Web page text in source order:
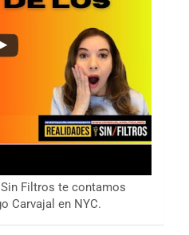
Filtros te contamos
Carvajal en NYC.